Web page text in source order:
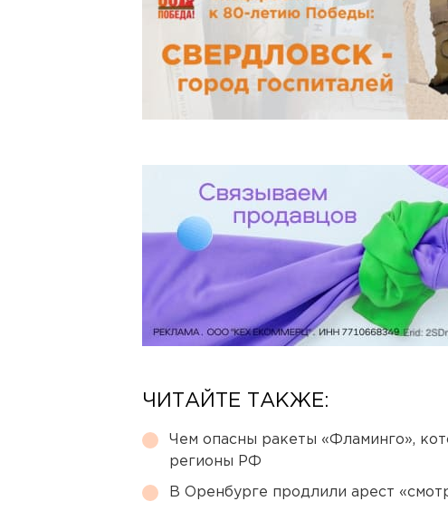
ЧИТАЙТЕ ТАКЖЕ:
Чем опасны ракеты «Фламинго»,
регионы РФ
В Оренбурге продлили арест